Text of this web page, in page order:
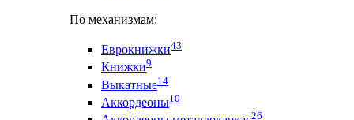
По механизмам:
Еврокнижки43
Книжки9
Выкатные14
Аккордеоны10
26